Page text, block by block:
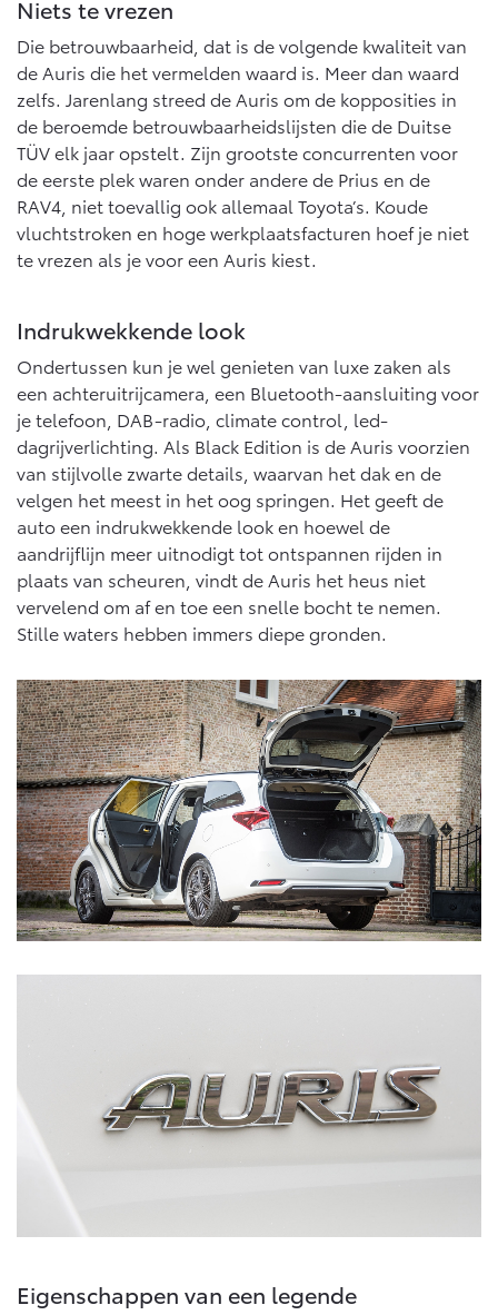
Niets te vrezen
Die betrouwbaarheid, dat is de volgende kwaliteit van
de Auris die het vermelden waard is. Meer dan waard
zelfs. Jarenlang streed de Auris om de kopposities in
de beroemde betrouwbaarheidslijsten die de Duitse
TÜV elk jaar opstelt. Zijn grootste concurrenten voor
de eerste plek waren onder andere de Prius en de
RAV4, niet toevallig ook allemaal Toyota’s. Koude
vluchtstroken en hoge werkplaatsfacturen hoef je niet
te vrezen als je voor een Auris kiest.
Indrukwekkende look
Ondertussen kun je wel genieten van luxe zaken als
een achteruitrijcamera, een Bluetooth-aansluiting voor
je telefoon, DAB-radio, climate control, led-
dagrijverlichting. Als Black Edition is de Auris voorzien
van stijlvolle zwarte details, waarvan het dak en de
velgen het meest in het oog springen. Het geeft de
auto een indrukwekkende look en hoewel de
aandrijflijn meer uitnodigt tot ontspannen rijden in
plaats van scheuren, vindt de Auris het heus niet
vervelend om af en toe een snelle bocht te nemen.
Stille waters hebben immers diepe gronden.
Eigenschappen van een legende